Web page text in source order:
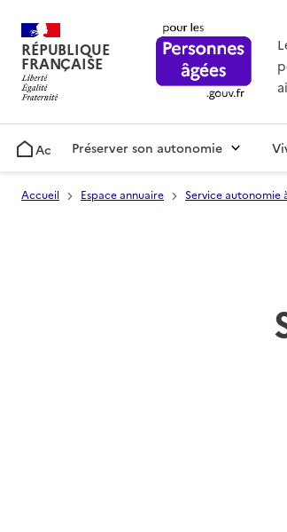
RÉPUBLIQUE
FRANÇAISE
AccueilPréserver son autonomie
Accueil Espace annuaire Service autonomie